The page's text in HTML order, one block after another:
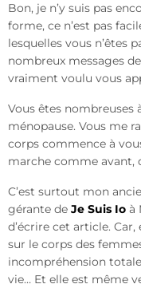
Bon, je n’y suis pas
forme, ce n’est pas
lesquelles vous n’êtes
nombreux messages
vraiment voulu vous
Vous êtes nombreuses
ménopause. Vous me
corps commence à
marche comme avant,
C’est surtout mon
gérante de Je Suis Io à
d’écrire cet article.
sur le corps des
incompréhension
vie… Et elle est même